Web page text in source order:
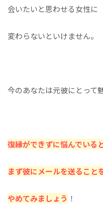
会いたいと思わせる女性に
変わらないといけません。
今のあなたは元彼にとって
復縁ができずに悩んでいる
まず彼にメールを送ること
やめてみましょう ！